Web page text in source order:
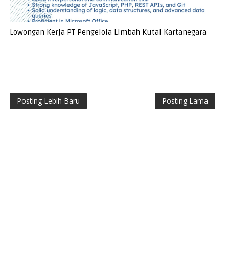
Lowongan Kerja PT Pengelola Limbah Kutai Kartanegara
Posting Lebih Baru Posting Lama